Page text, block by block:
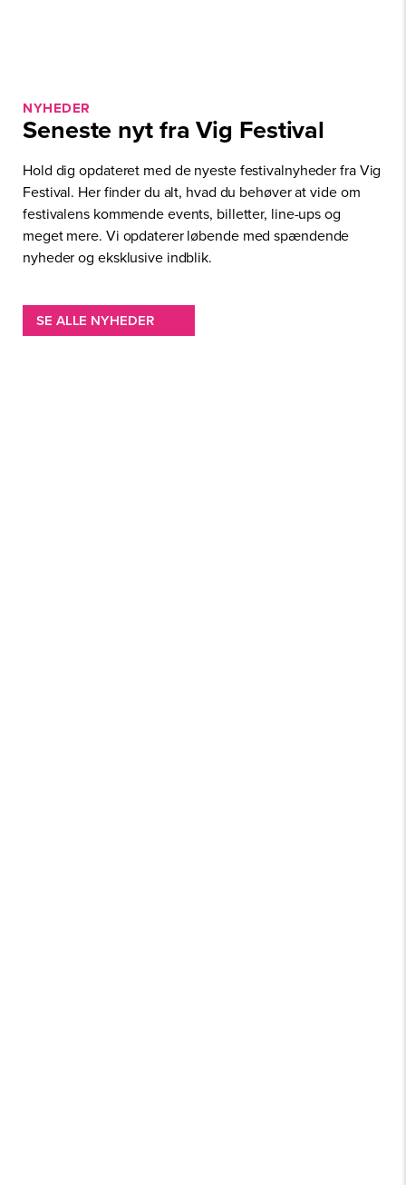
NYHEDER
Seneste nyt fra Vig Festival
Hold dig opdateret med de nyeste festivalnyheder fra Vig
Festival. Her finder du alt, hvad du behøver at vide om
festivalens kommende events, billetter, line-ups og
meget mere. Vi opdaterer løbende med spændende
nyheder og eksklusive indblik.
SE ALLE NYHEDER